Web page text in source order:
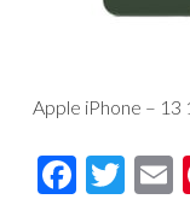
Apple iPhone – 13